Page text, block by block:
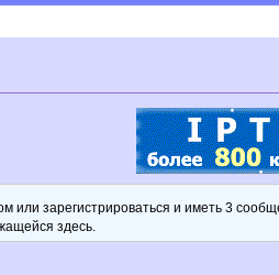
или зарегистрироваться и иметь 3
здесь.